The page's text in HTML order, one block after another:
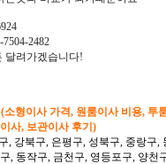
2482
달려가겠습니다!
소형이사 가격, 원룸이사 비용, 투
사, 보관이사 후기)
, 강북구, 은평구, 성북구, 중랑구
, 동작구, 금천구, 영등포구, 양천